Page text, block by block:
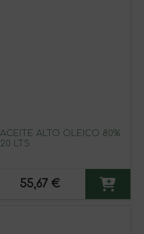
ACEITE ALTO OLEICO 80%
20 LTS
55,67 €